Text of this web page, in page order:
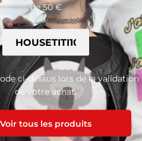
de 50 €
ci-dessus lors de la validation
de votre achat.
Voir tous les produits